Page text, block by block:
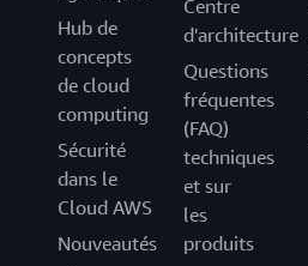
Hub de
concepts
de cloud
computing
Sécurité
dans le
Cloud AWS
Nouveautés
Centre
d'architecture
Questions
fréquentes
(FAQ)
techniques
et sur
les
produits